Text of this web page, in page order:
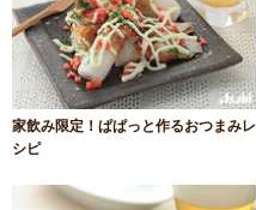
家飲み限定！ぱぱっと作るおつまみレ
シピ